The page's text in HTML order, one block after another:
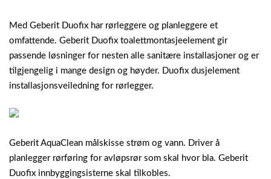
Med Geberit Duofix har rørleggere og planleggere et
omfattende. Geberit Duofix toalettmontasjeelement gir
passende løsninger for nesten alle sanitære installasjoner og er
tilgjengelig i mange design og høyder. Duofix dusjelement
installasjonsveiledning for rørlegger.
Geberit AquaClean målskisse strøm og vann. Driver å
planlegger rørføring for avløpsrør som skal hvor bla. Geberit
Duofix innbyggingsisterne skal tilkobles.